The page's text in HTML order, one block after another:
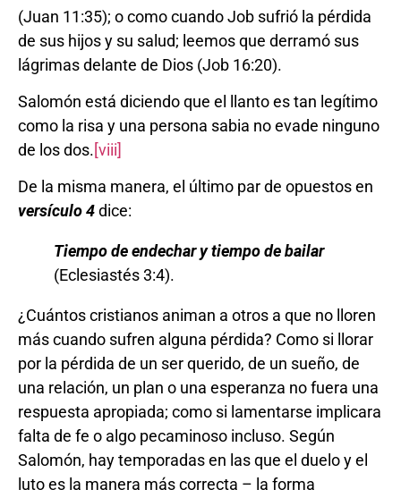
(Juan 11:35); o como cuando Job sufrió la pérdida
de sus hijos y su salud; leemos que derramó sus
lágrimas delante de Dios (Job 16:20).
Salomón está diciendo que el llanto es tan legítimo
como la risa y una persona sabia no evade ninguno
de los dos.[viii]
De la misma manera, el último par de opuestos en
versículo 4dice:
Tiempo de endechar y tiempo de bailar
(Eclesiastés 3:4).
¿Cuántos cristianos animan a otros a que no lloren
más cuando sufren alguna pérdida? Como si llorar
por la pérdida de un ser querido, de un sueño, de
una relación, un plan o una esperanza no fuera una
respuesta apropiada; como si lamentarse implicara
falta de fe o algo pecaminoso incluso. Según
Salomón, hay temporadas en las que el duelo y el
luto es la manera más correcta – la forma